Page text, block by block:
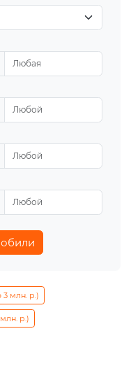
млн. р.)
р.)